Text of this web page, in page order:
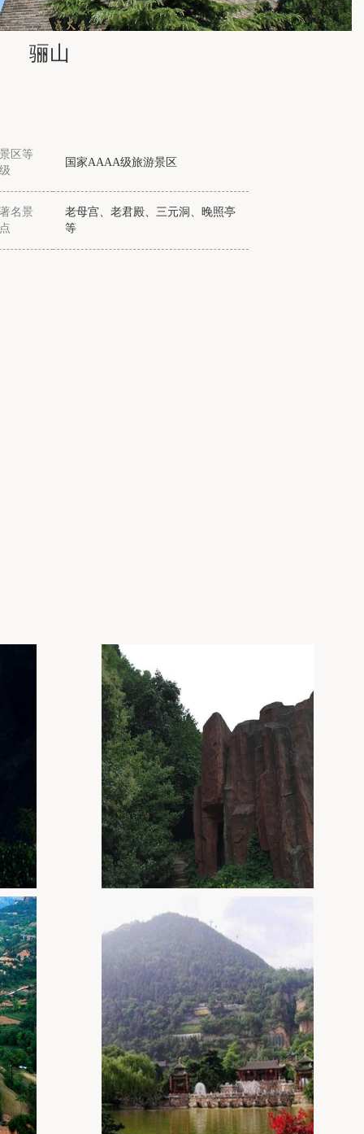
少华山森
华清宫
华山
牛背梁
西安城墙
骊山
景区等
级
国家AAAA级旅游景区
著名景
点
老母宫、老君殿、三元洞、晚照亭
等